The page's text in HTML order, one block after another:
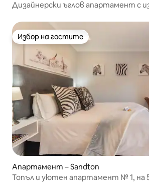
Дизайнерски ъглов апартамент с
Избор на гостите
Избор на гостите
Апартамент – Sandton
Топъл и уютен апартамент № 1, на